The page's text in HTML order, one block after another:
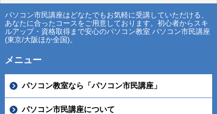
パソコン市民講座はどなたでもお気軽に受講していただける、
あなたに合ったコースをご用意しております。初心者からスキ
ルアップ・資格取得まで安心のパソコン教室 パソコン市民講座
(東京/大阪ほか全国)。
メニュー
パソコン教室なら「パソコン市民講座」
パソコン市民講座について